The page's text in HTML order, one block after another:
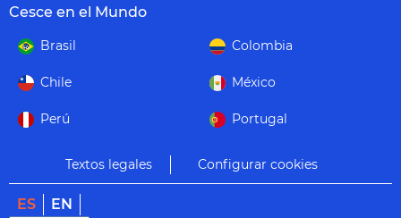
Cesce en el Mundo
Brasil Colombia
Chile México
Perú Portugal
Textos legales Configurar cookies
ES EN